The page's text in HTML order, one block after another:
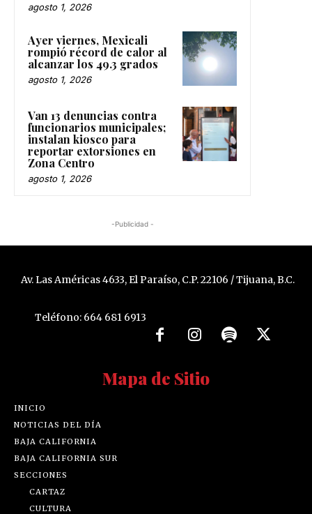
agosto 1, 2026
Ayer viernes, Mexicali
rompió récord de calor al
alcanzar los 49.3 grados
agosto 1, 2026
Van 13 denuncias contra
funcionarios municipales;
instalan kiosco para
reportar extorsiones en
Zona Centro
agosto 1, 2026
-Publicidad -
Av. Las Américas 4633, El Paraíso, C.P. 22106 / Tijuana, B.C.
Teléfono: 664 681 6913
Mapa de Sitio
INICIO
NOTICIAS DEL DÍA
BAJA CALIFORNIA
BAJA CALIFORNIA SUR
SECCIONES
CARTAZ
CULTURA